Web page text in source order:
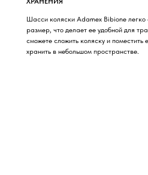
Шасси коляски Adamex Bibione
размер, что делает ее удобной для
сможете сложить коляску и
хранить в небольшом пространстве.